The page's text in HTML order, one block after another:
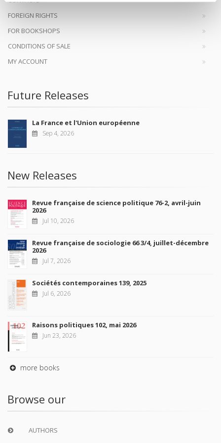
FOREIGN RIGHTS
FOR BOOKSHOPS
CONDITIONS OF SALE
MY ACCOUNT
Future Releases
La France et l'Union européenne
Sep 4, 2026
New Releases
Revue française de science politique 76-2, avril-juin
2026
Jul 10, 2026
Revue française de sociologie 66 3/4, juillet-décembre
2026
Jul 7, 2026
Sociétés contemporaines 139, 2025
Jul 6, 2026
Raisons politiques 102, mai 2026
Jun 23, 2026
more books
Browse our
AUTHORS